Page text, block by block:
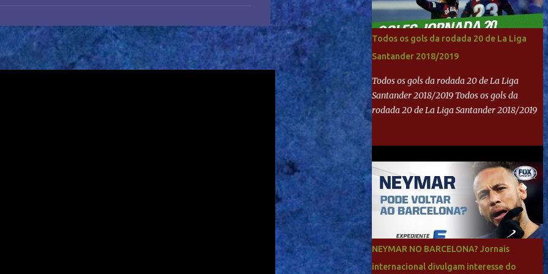
Todos os gols da rodada 20 de La Liga
Santander 2018/2019
Todos os gols da rodada 20 de La Liga
Santander 2018/2019 Todos os gols da
rodada 20 de La Liga Santander 2018/2019
NEYMAR NO BARCELONA? Jornais
internacional divulgam interesse do